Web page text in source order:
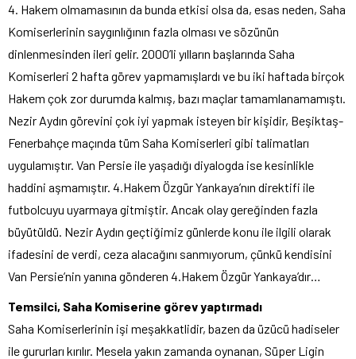
4. Hakem olmamasının da bunda etkisi olsa da, esas neden, Saha
Komiserlerinin saygınlığının fazla olması ve sözünün
dinlenmesinden ileri gelir. 2000’li yılların başlarında Saha
Komiserleri 2 hafta görev yapmamışlardı ve bu iki haftada birçok
Hakem çok zor durumda kalmış, bazı maçlar tamamlanamamıştı.
Nezir Aydın görevini çok iyi yapmak isteyen bir kişidir, Beşiktaş-
Fenerbahçe maçında tüm Saha Komiserleri gibi talimatları
uygulamıştır. Van Persie ile yaşadığı diyalogda ise kesinlikle
haddini aşmamıştır. 4.Hakem Özgür Yankaya’nın direktifi ile
futbolcuyu uyarmaya gitmiştir. Ancak olay gereğinden fazla
büyütüldü. Nezir Aydın geçtiğimiz günlerde konu ile ilgili olarak
ifadesini de verdi, ceza alacağını sanmıyorum, çünkü kendisini
Van Persie’nin yanına gönderen 4.Hakem Özgür Yankaya’dır…
Temsilci, Saha Komiserine görev yaptırmadı
Saha Komiserlerinin işi meşakkatlidir, bazen da üzücü hadiseler
ile gururları kırılır. Mesela yakın zamanda oynanan, Süper Ligin